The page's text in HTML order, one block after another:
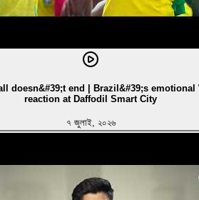
doesn&#39;t end | Brazil&#39;s emotional
reaction at Daffodil Smart City
৭ জুলাই, ২০২৬